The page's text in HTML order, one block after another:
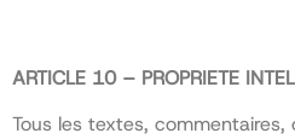
ARTICLE 10 – PROPRIETE
Tous les textes,